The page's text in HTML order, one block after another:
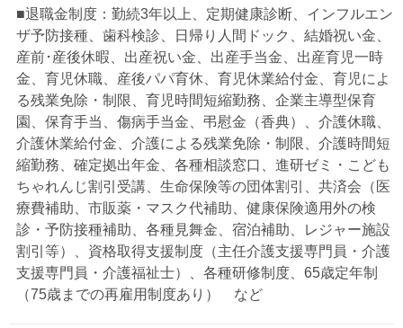
■退職金制度：勤続3年以上、定期健康診断、インフルエン
ザ予防接種、歯科検診、日帰り人間ドック、結婚祝い金、
産前･産後休暇、出産祝い金、出産手当金、出産育児一時
金、育児休職、産後パパ育休、育児休業給付金、育児によ
る残業免除・制限、育児時間短縮勤務、企業主導型保育
園、保育手当、傷病手当金、弔慰金（香典）、介護休職、
介護休業給付金、介護による残業免除・制限、介護時間短
縮勤務、確定拠出年金、各種相談窓口、進研ゼミ・こども
ちゃれんじ割引受講、生命保険等の団体割引、共済会（医
療費補助、市販薬・マスク代補助、健康保険適用外の検
診・予防接種補助、各種見舞金、宿泊補助、レジャー施設
割引等）、資格取得支援制度（主任介護支援専門員・介護
支援専門員・介護福祉士）、各種研修制度、65歳定年制
（75歳までの再雇用制度あり） など